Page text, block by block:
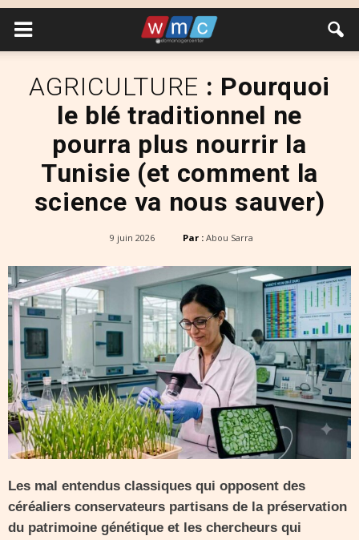
AGRICULTURE : Pourquoi
le blé traditionnel ne
pourra plus nourrir la
Tunisie (et comment la
science va nous sauver)
9 juin 2026 Par : Abou Sarra
Les mal entendus classiques qui opposent des
céréaliers conservateurs partisans de la préservation
du patrimoine génétique et les chercheurs qui